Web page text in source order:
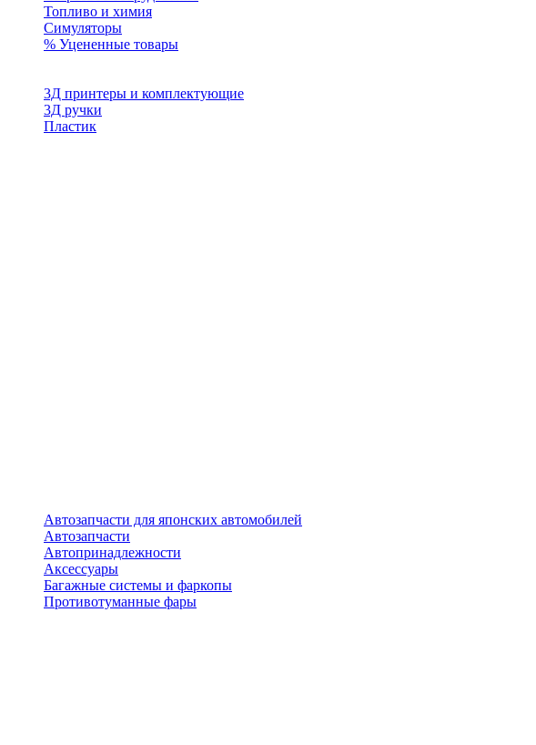
Топливо и химия
Симуляторы
% Уцененные товары
3Д принтеры и комплектующие
3Д ручки
Пластик
Автозапчасти для японских автомобилей
Автозапчасти
Автопринадлежности
Аксессуары
Багажные системы и фаркопы
Противотуманные фары